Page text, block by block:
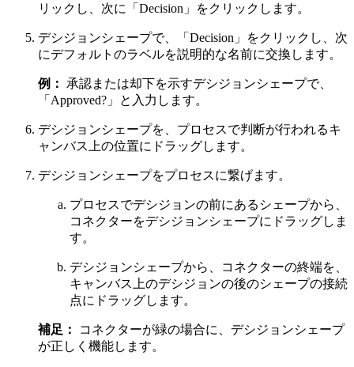
リックし、次に
「Decision」 をクリックします。
デシジョンシェープで、 「Decision」
をクリックし、次
にデフォルトのラベルを説明的な名前に交換します。
例： 承認または却下を示すデシジョンシェープで、
「Approved?」と入力します。
デシジョンシェープを、プロセスで判断が行われるキ
ャンバス上の位置にドラッグします。
デシジョンシェープをプロセスに繋げます。
プロセスでデシジョンの前にあるシェープから、
コネクターをデシジョンシェープにドラッグしま
す。
デシジョンシェープから、コネクターの終端を、
キャンバス上のデシジョンの後のシェープの接続
点にドラッグします。
補足：
コネクターが緑の場合に、デシジョンシェープ
が正しく機能します。